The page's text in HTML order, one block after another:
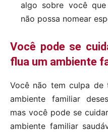
algo sobre você
não possa nomear
Você pode se
flua um ambiente
Você não tem culpa de
ambiente familiar
mas você pode se
ambiente familiar